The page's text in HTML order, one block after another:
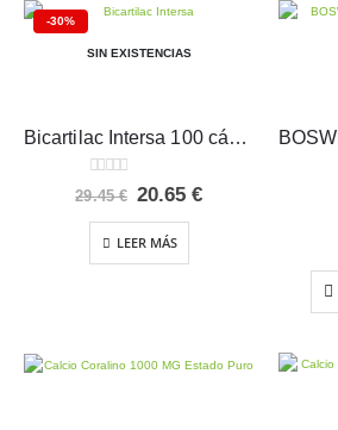
-30%
SIN EXISTENCIAS
Bicartilac Intersa 100 cápsulas
0 out of 5
29.45€ El
original
era:
29.45 €.
20.65€El
LEER MÁS